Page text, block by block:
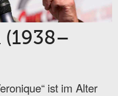
ist im Alter